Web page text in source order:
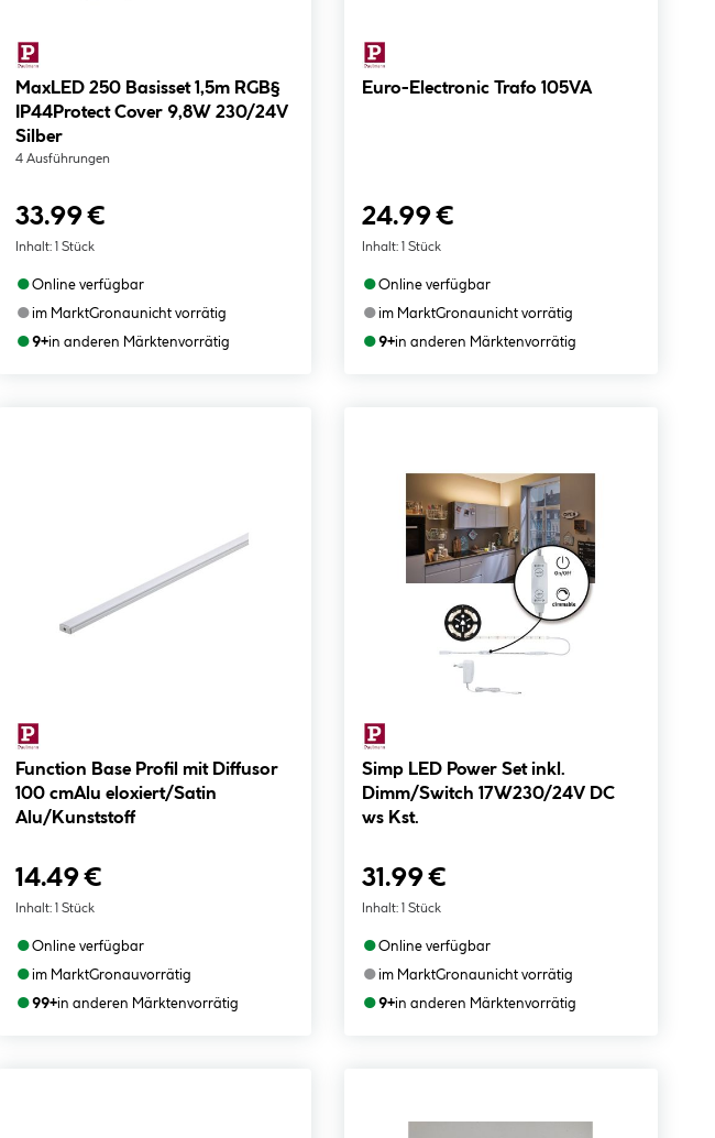
MaxLED 250 Basisset 1,5m RGB§
IP44Protect Cover 9,8W 230/24V
Silber
4 Ausführungen
33.99 €
Inhalt: 1 Stück
●Online verfügbar
●im MarktGronaunicht vorrätig
●9+in anderen Märktenvorrätig
Euro-Electronic Trafo 105VA
24.99 €
Inhalt: 1 Stück
●Online verfügbar
●im MarktGronaunicht vorrätig
●9+in anderen Märktenvorrätig
Function Base Profil mit Diffusor
100 cmAlu eloxiert/Satin
Alu/Kunststoff
14.49 €
Inhalt: 1 Stück
●Online verfügbar
●im MarktGronauvorrätig
●99+in anderen Märktenvorrätig
Simp LED Power Set inkl.
Dimm/Switch 17W230/24V DC
ws Kst.
31.99 €
Inhalt: 1 Stück
●Online verfügbar
●im MarktGronaunicht vorrätig
●9+in anderen Märktenvorrätig